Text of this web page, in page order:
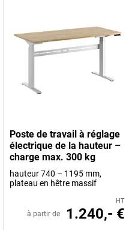
Poste de travail à réglage
électrique de la hauteur –
charge max. 300 kg
hauteur 740 – 1195 mm,
plateau en hêtre massif
HT
à partir de 1.240,- €